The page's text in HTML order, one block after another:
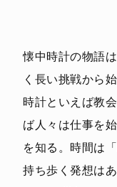
懐中時計の物語
く長い挑戦から
時計といえば教
ば人々は仕事を
を知る。時間は
持ち歩く発想は